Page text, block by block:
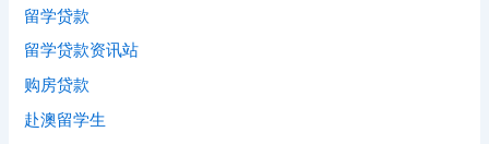
留学贷款
留学贷款资讯站
购房贷款
赴澳留学生